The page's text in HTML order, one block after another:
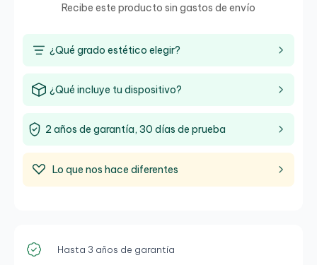
Recibe este producto sin gastos de envío
¿Qué grado estético elegir?
¿Qué incluye tu dispositivo?
2 años de garantía, 30 días de prueba
Lo que nos hace diferentes
Hasta 3 años de garantía